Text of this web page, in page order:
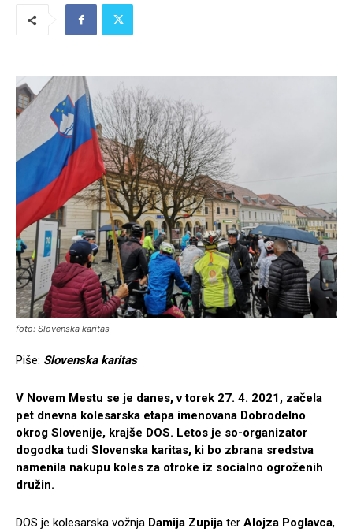
foto: Slovenska karitas
Piše: Slovenska karitas
V Novem Mestu se je danes, v torek 27. 4. 2021, začela
pet dnevna kolesarska etapa imenovana Dobrodelno
okrog Slovenije, krajše DOS. Letos je so-organizator
dogodka tudi Slovenska karitas, ki bo zbrana sredstva
namenila nakupu koles za otroke iz socialno ogroženih
družin.
DOS je kolesarska vožnja Damija Zupija ter Alojza Poglavca,